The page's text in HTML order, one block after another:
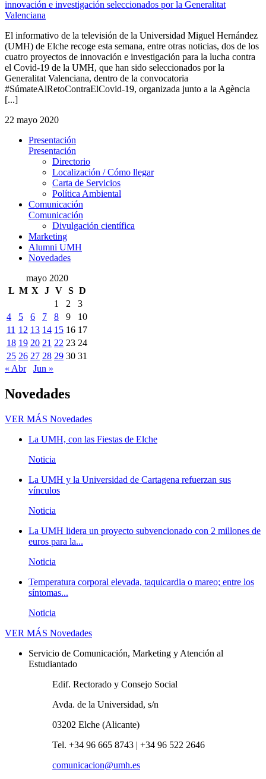
innovación e investigación seleccionados por la Generalitat
Valenciana
El informativo de la televisión de la Universidad Miguel Hernández
(UMH) de Elche recoge esta semana, entre otras noticias, dos de los
cuatro proyectos de innovación e investigación para la lucha contra
el Covid-19 de la UMH, que han sido seleccionados por la
Generalitat Valenciana, dentro de la convocatoria
#SúmateAlRetoContraElCovid-19, organizada junto a la Agència
[...]
22 mayo 2020
Presentación
Presentación
Directorio
Localización / Cómo llegar
Carta de Servicios
Política Ambiental
Comunicación
Comunicación
Divulgación científica
Marketing
Alumni UMH
Novedades
mayo 2020
L M X J V S D
1
2
3
4
5 6 7 8 9
10
11 12 13 14 15 16 17
18 19 20 21 22 23 24
25 26 27 28 29 30 31
« Abr
Jun »
Novedades
VER MÁS Novedades
La UMH, con las Fiestas de Elche
Noticia
La UMH y la Universidad de Cartagena refuerzan sus
vínculos
Noticia
La UMH lidera un proyecto subvencionado con 2 millones de
euros para la...
Noticia
Temperatura corporal elevada, taquicardia o mareo; entre los
síntomas...
Noticia
VER MÁS Novedades
Servicio de Comunicación, Marketing y Atención al
Estudiantado
Edif. Rectorado y Consejo Social
Avda. de la Universidad, s/n
03202 Elche (Alicante)
Tel. +34 96 665 8743 | +34 96 522 2646
comunicacion@umh.es